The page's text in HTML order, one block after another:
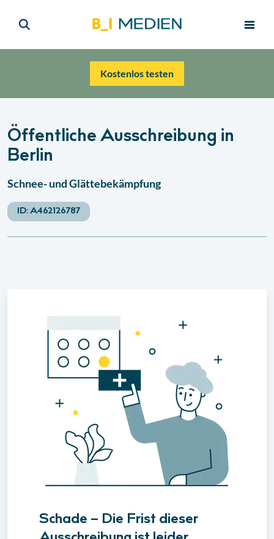
Kostenlos testen
Öffentliche Ausschreibung in
Berlin
Schnee- und Glättebekämpfung
ID:A462126787
Schade – Die Frist dieser